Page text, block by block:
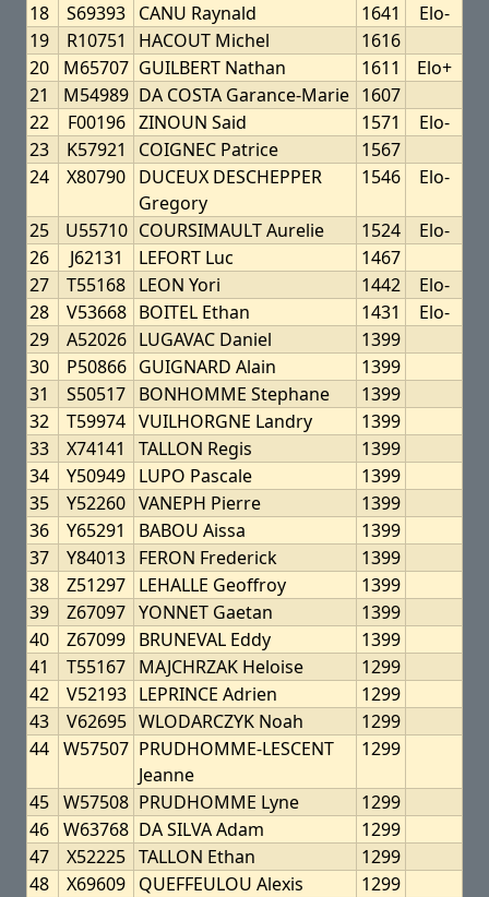
18 S69393 CANU Raynald 1641
Elo-
19
R10751 HACOUT Michel
1616
20
M65707 GUILBERT Nathan 1611
Elo+
21
M54989 DA COSTA Garance-Marie 1607
22
F00196 ZINOUN Said 1571
Elo-
23
K57921 COIGNEC Patrice
1567
24
X80790 DUCEUX DESCHEPPER
Gregory
1546 Elo-
25 U55710 COURSIMAULT Aurelie 1524
Elo-
26
J62131 LEFORT Luc
1467
27
T55168 LEON Yori 1442
Elo-
28
V53668 BOITEL Ethan 1431
Elo-
29
A52026 LUGAVAC Daniel
1399
30
P50866 GUIGNARD Alain
1399
31
S50517 BONHOMME Stephane
1399
32
T59974 VUILHORGNE Landry
1399
33
X74141 TALLON Regis
1399
34
Y50949 LUPO Pascale
1399
35
Y52260 VANEPH Pierre
1399
36
Y65291 BABOU Aissa
1399
37
Y84013 FERON Frederick
1399
38
Z51297 LEHALLE Geoffroy
1399
39
Z67097 YONNET Gaetan
1399
40
Z67099 BRUNEVAL Eddy
1399
41
T55167 MAJCHRZAK Heloise
1299
42
V52193 LEPRINCE Adrien
1299
43
V62695 WLODARCZYK Noah
1299
44 W57507 PRUDHOMME-LESCENT
Jeanne
1299
45 W57508 PRUDHOMME Lyne
1299
46 W63768 DA SILVA Adam
1299
47
X52225 TALLON Ethan
1299
48
X69609 QUEFFEULOU Alexis
1299